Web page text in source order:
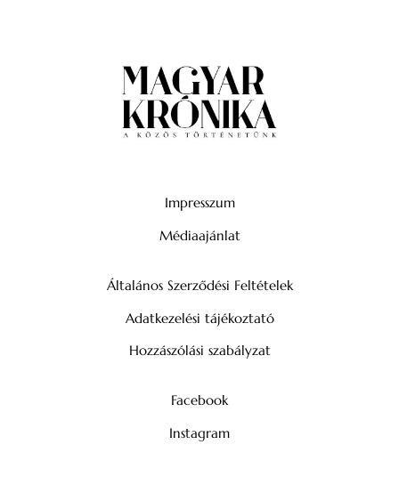
Impresszum
Médiaajánlat
Általános Szerződési Feltételek
Adatkezelési tájékoztató
Hozzászólási szabályzat
Facebook
Instagram